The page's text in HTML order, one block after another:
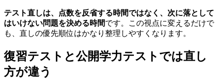
テスト直しは、点数を反省する時間ではなく、次に落として
はいけない問題を決める時間です。この視点に変えるだけで
も、直しの優先順位はかなり整理しやすくなります。
復習テストと公開学力テストでは直し
方が違う